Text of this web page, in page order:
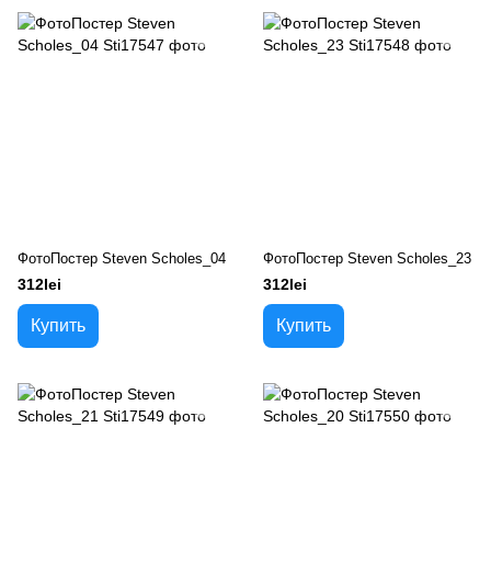
ФотоПостер Steven Scholes_04
312lei
Купить
ФотоПостер Steven Scholes_23
312lei
Купить